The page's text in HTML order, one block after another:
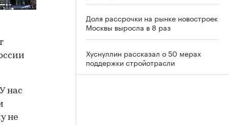
нас
не
Доля рассрочки на рынке новостроек
Москвы выросла в 8 раз
Хуснуллин рассказал о 50 мерах
поддержки стройотрасли